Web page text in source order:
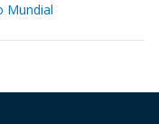
Mundial